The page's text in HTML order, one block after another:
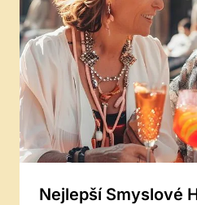
Nejlepší Smyslové